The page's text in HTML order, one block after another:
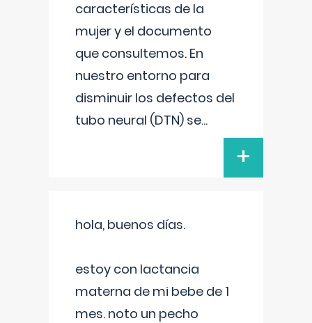
características de la
mujer y el documento
que consultemos. En
nuestro entorno para
disminuir los defectos del
tubo neural (DTN) se...
+
hola, buenos días.
estoy con lactancia
materna de mi bebe de 1
mes. noto un pecho